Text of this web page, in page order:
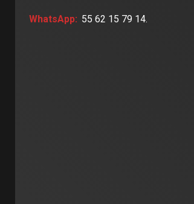
WhatsApp: 55 62 15 79 14.